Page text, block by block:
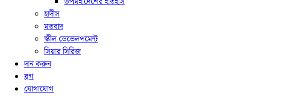
হাদীস
মতবাদ
স্কীল ডেভেলপমেন্ট
সিয়ার সিরিজ
দান করুন
ব্লগ
যোগাযোগ